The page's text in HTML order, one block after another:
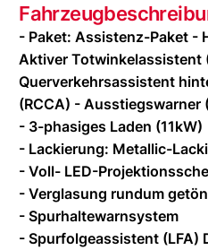
- Paket: Assistenz-Paket -
Aktiver Totwinkelassistent
Querverkehrsassistent
(RCCA) - Ausstiegswarner
- 3-phasiges Laden (11kW)
- Lackierung: Metallic-
- Voll- LED-
- Verglasung rundum
- Spurhaltewarnsystem
- Spurfolgeassistent (LFA)